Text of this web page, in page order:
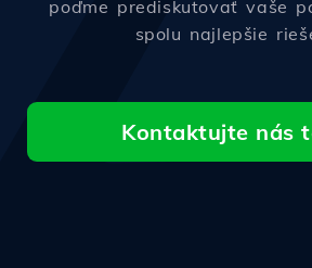
poďme prediskutovať vaše
spolu najlepšie
Kontaktujte nás